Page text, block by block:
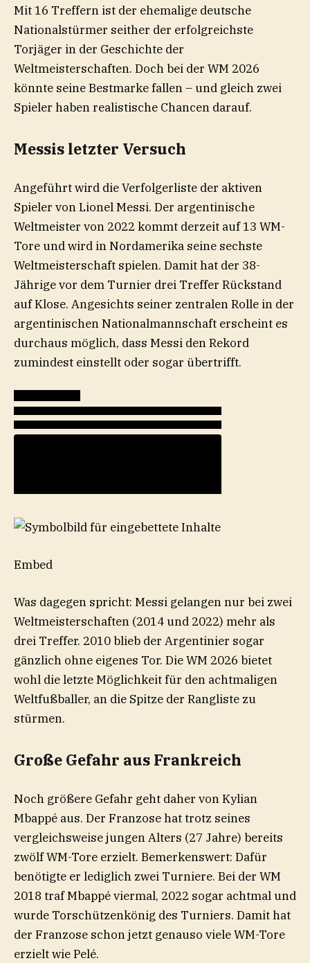
Mit 16 Treffern ist der ehemalige deutsche
Nationalstürmer seither der erfolgreichste
Torjäger in der Geschichte der
Weltmeisterschaften. Doch bei der WM 2026
könnte seine Bestmarke fallen – und gleich zwei
Spieler haben realistische Chancen darauf.
Messis letzter Versuch
Angeführt wird die Verfolgerliste der aktiven
Spieler von Lionel Messi. Der argentinische
Weltmeister von 2022 kommt derzeit auf 13 WM-
Tore und wird in Nordamerika seine sechste
Weltmeisterschaft spielen. Damit hat der 38-
Jährige vor dem Turnier drei Treffer Rückstand
auf Klose. Angesichts seiner zentralen Rolle in der
argentinischen Nationalmannschaft erscheint es
durchaus möglich, dass Messi den Rekord
zumindest einstellt oder sogar übertrifft.
Embed
Was dagegen spricht: Messi gelangen nur bei zwei
Weltmeisterschaften (2014 und 2022) mehr als
drei Treffer. 2010 blieb der Argentinier sogar
gänzlich ohne eigenes Tor. Die WM 2026 bietet
wohl die letzte Möglichkeit für den achtmaligen
Weltfußballer, an die Spitze der Rangliste zu
stürmen.
Große Gefahr aus Frankreich
Noch größere Gefahr geht daher von Kylian
Mbappé aus. Der Franzose hat trotz seines
vergleichsweise jungen Alters (27 Jahre) bereits
zwölf WM-Tore erzielt. Bemerkenswert: Dafür
benötigte er lediglich zwei Turniere. Bei der WM
2018 traf Mbappé viermal, 2022 sogar achtmal und
wurde Torschützenkönig des Turniers. Damit hat
der Franzose schon jetzt genauso viele WM-Tore
erzielt wie Pelé.